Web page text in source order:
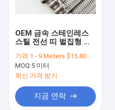
OEM 금속 스테인레스
스틸 전선 띠 벌집형 컨
가격:1 - 9 Meters $15.80， 10 - 99 Meters $14.80， >=100 Meters $13.80
MOQ:5 미터
최신 가격 받기
지금 연락